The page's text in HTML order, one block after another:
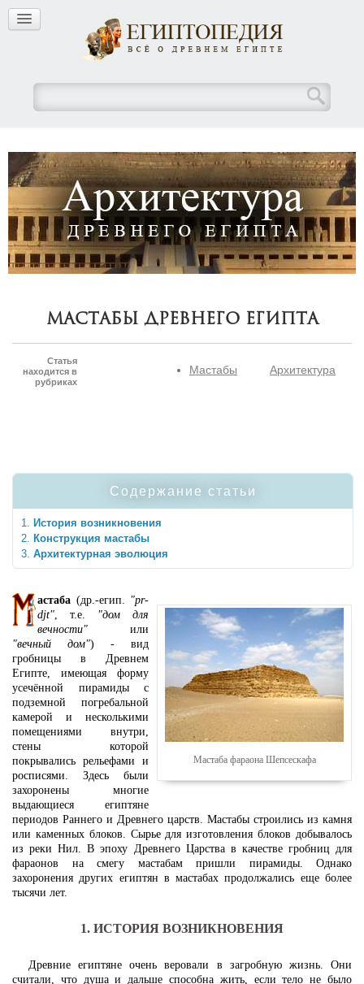
Мастабы Древнего Египта
Статья
находится в
рубриках
Архитектура
Мастабы
Содержание статьи
История возникновения
Конструкция мастабы
Архитектурная эволюция
Мастаба фараона Шепсескафа
астаба (др.-егип. "pr-
djt", т.е. "дом для
вечности" или
"вечный дом") - вид
гробницы в Древнем
Египте, имеющая форму
усечённой пирамиды с
подземной погребальной
камерой и несколькими
помещениями внутри,
стены которой
покрывались рельефами и
росписями. Здесь были
захоронены многие
выдающиеся египтяне
периодов Раннего и Древнего царств. Мастабы строились из камня
или каменных блоков. Сырье для изготовления блоков добывалось
из реки Нил. В эпоху Древнего Царства в качестве гробниц для
фараонов на смегу мастабам пришли пирамиды. Однако
захоронения других египтян в мастабах продолжались еще более
тысячи лет.
1. ИСТОРИЯ ВОЗНИКНОВЕНИЯ
Древние египтяне очень веровали в загробную жизнь. Они
считали, что душа и дальше способна жить, если тело не было